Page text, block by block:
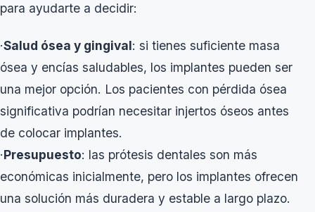
para ayudarte a decidir:
·Salud ósea y gingival: si tienes suficiente masa
ósea y encías saludables, los implantes pueden ser
una mejor opción. Los pacientes con pérdida ósea
significativa podrían necesitar injertos óseos antes
de colocar implantes.
·Presupuesto: las prótesis dentales son más
económicas inicialmente, pero los implantes ofrecen
una solución más duradera y estable a largo plazo.